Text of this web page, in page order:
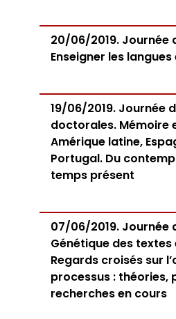
20/06/2019. Journée
Enseigner les langues
19/06/2019. Journée
doctorales. Mémoire
Amérique latine,
Portugal. Du
temps présent
07/06/2019. Journée
Génétique des
Regards croisés sur
processus : théories,
recherches en cours